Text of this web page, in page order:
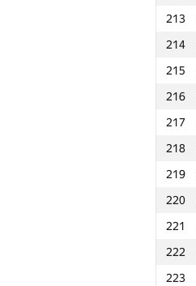
213
214
215
216
217
218
219
220
221
222
223